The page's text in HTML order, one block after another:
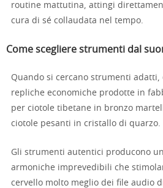
routine mattutina, attingi
cura di sé collaudata nel tempo.
Come scegliere strumenti dal
Quando si cercano strumenti adatti,
repliche economiche prodotte in
per ciotole tibetane in bronzo
ciotole pesanti in cristallo di quarzo.
Gli strumenti autentici producono
armoniche imprevedibili che
cervello molto meglio dei file audio